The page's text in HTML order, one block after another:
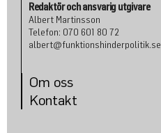
Redaktör och ansvarig utgivare
Albert Martinsson
Telefon: 070 601 80 72
albert@funktionshinderpolitik.se
Om oss
Kontakt